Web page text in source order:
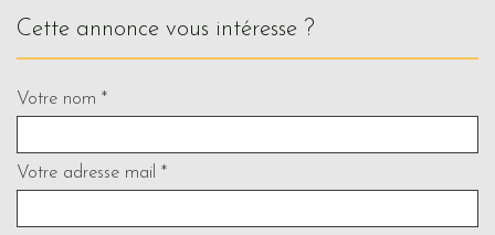
cette annonce vous intéresse ?
Votre nom *
Votre adresse mail *